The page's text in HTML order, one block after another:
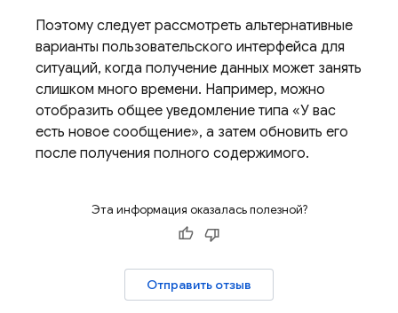
Поэтому следует рассмотреть альтернативные
варианты пользовательского интерфейса для
ситуаций, когда получение данных может занять
слишком много времени. Например, можно
отобразить общее уведомление типа «У вас
есть новое сообщение», а затем обновить его
после получения полного содержимого.
Эта информация оказалась полезной?
Отправить отзыв